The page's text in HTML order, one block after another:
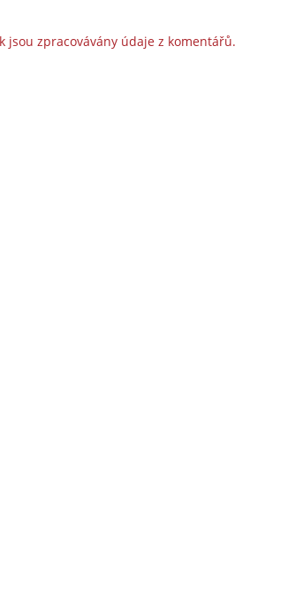
jsou zpracovávány údaje z komentářů.